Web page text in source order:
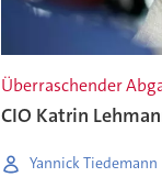
Überraschender
CIO Katrin
Yannick Tiedemann